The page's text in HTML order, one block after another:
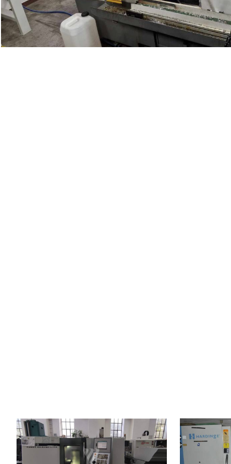
Baujahr:
2004
Kontrollsystem
ja
Steuerung Fanuc
Drehdurchmesser
200 mm
Baujahr:
Kontrollsystem
Steuerung Fanuc